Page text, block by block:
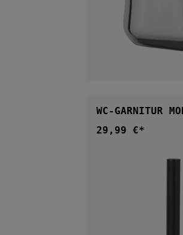
WC-GARNITUR
Regulärer Preis:
29,99 €*